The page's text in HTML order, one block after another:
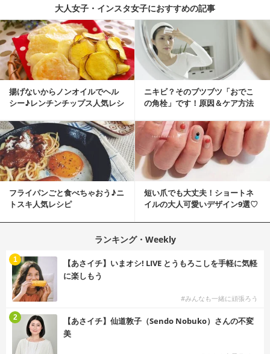
大人女子・インスタ女子におすすめの記事
揚げないからノンオイルでヘル
シー♪レンチンチップス人気レシ
ニキビ？そのブツブツ「おでこ
の角栓」です！原因＆ケア方法
フライパンごと食べちゃおう♪ニ
トスキ人気レシピ
短い爪でも大丈夫！ショートネ
イルの大人可愛いデザイン9選♡
ランキング・Weekly
【あさイチ】いまオシ! LIVE とうもろこしを手軽に気軽
に楽しもう
#みんなも一緒に頑張ろう
1
【あさイチ】仙道敦子（Sendo Nobuko）さんの不変
美
2